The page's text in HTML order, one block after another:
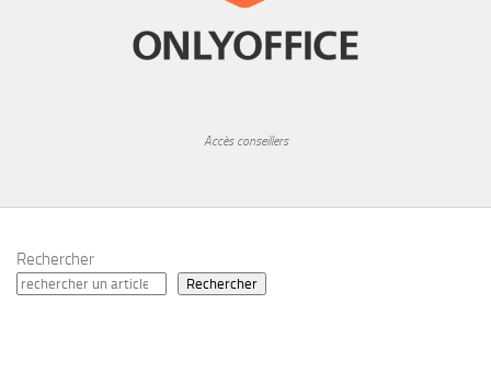
Accès conseillers
Rechercher
Rechercher